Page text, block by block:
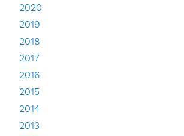
2020
2019
2018
2017
2016
2015
2014
2013